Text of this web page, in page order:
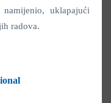
uklapajući
radova.